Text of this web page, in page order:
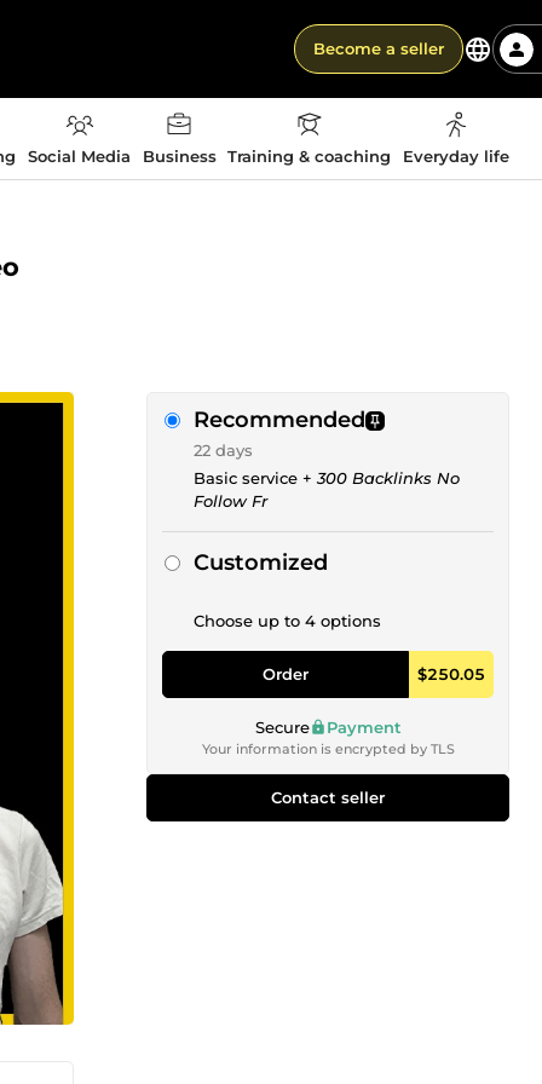
Become a seller
Social Media Business Training & coaching Everyday life
Recommended
22 days
Basic service +300 Backlinks No
Follow Fr
Customized
Choose up to 4 options
Order $250.05
Secure Payment
Your information is encrypted by TLS
Contact seller